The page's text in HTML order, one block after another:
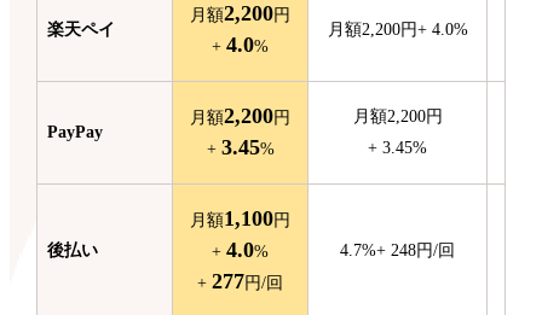
楽天ペイ
月額2,200円
+4.0%
月額2,200円+ 4.0%
PayPay
月額2,200円
+ 3.45%
月額2,200円
+3.45%
後払い
月額1,100円
+4.0%
+277円/回
4.7%+248円/回